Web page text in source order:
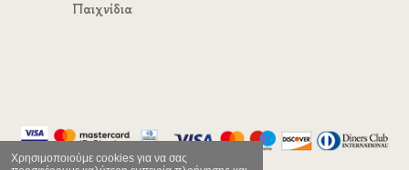
Χρησιμοποιούμε cookies για να σας
Παιχνίδια